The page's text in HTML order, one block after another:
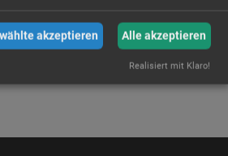
akzeptieren Alle akzeptieren
Realisiert mit Klaro!